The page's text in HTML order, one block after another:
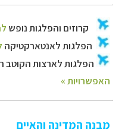
מבנה המדינה והאיים